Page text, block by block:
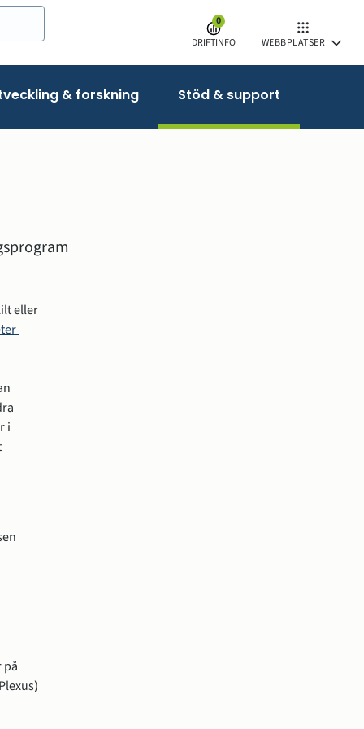
0
DRIFTINFO
WEBBPLATSER
& forskning Stöd & support
eller
i
i nytt fönster.
på